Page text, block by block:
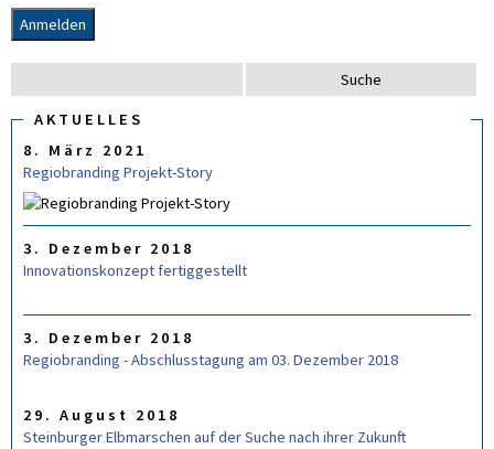
E
R
U
C
O
M
u
AKTUELLES
8. März 2021
Regiobranding Projekt-Story
3. Dezember 2018
Innovationskonzept fertiggestellt
3. Dezember 2018
Regiobranding - Abschlusstagung am 03. Dezember 2018
29. August 2018
Steinburger Elbmarschen auf der Suche nach ihrer Zukunft